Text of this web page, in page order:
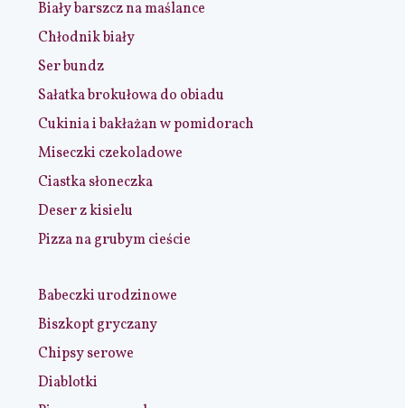
Biały barszcz na maślance
Chłodnik biały
Ser bundz
Sałatka brokułowa do obiadu
Cukinia i bakłażan w pomidorach
Miseczki czekoladowe
Ciastka słoneczka
Deser z kisielu
Pizza na grubym cieście
Babeczki urodzinowe
Biszkopt gryczany
Chipsy serowe
Diablotki